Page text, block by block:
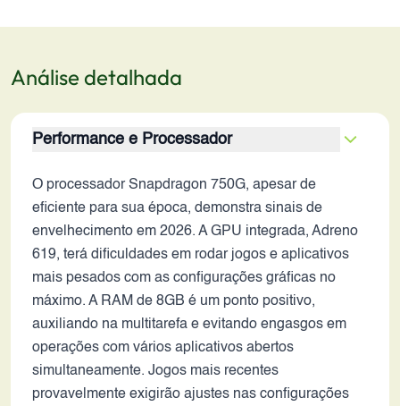
Análise detalhada
Performance e Processador
O processador Snapdragon 750G, apesar de
eficiente para sua época, demonstra sinais de
envelhecimento em 2026. A GPU integrada, Adreno
619, terá dificuldades em rodar jogos e aplicativos
mais pesados com as configurações gráficas no
máximo. A RAM de 8GB é um ponto positivo,
auxiliando na multitarefa e evitando engasgos em
operações com vários aplicativos abertos
simultaneamente. Jogos mais recentes
provavelmente exigirão ajustes nas configurações